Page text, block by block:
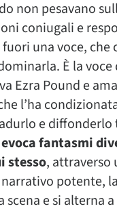
non pesavano
coniugali e
una voce, che
È la
Ezra Pound e
l’ha
e
fantasmi
stesso, attraverso
potente,
scena e si alterna